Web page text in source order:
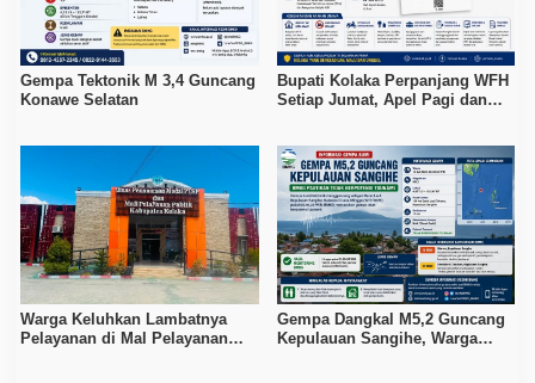
Gempa Tektonik M 3,4 Guncang
Konawe Selatan
Bupati Kolaka Perpanjang WFH
Setiap Jumat, Apel Pagi dan
Warga Keluhkan Lambatnya
Pelayanan di Mal Pelayanan
Gempa Dangkal M5,2 Guncang
Kepulauan Sangihe, Warga